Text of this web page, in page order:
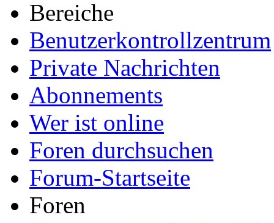
Registriert seit
24.08.2011
Beiträge
201
Pharmazeut
Bist du sicher, dass
dazu auch nicht.